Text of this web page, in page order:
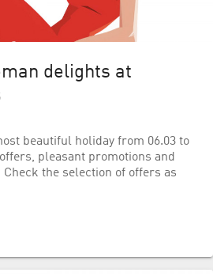
delights at
beautiful holiday from 06.03 to
pleasant promotions and
the selection of offers as